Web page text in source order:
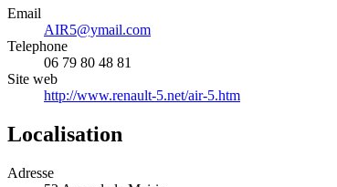
Email
AIR5@ymail.com
Telephone
06 79 80 48 81
Site web
http://www.renault-5.net/air-5.htm
Localisation
Adresse